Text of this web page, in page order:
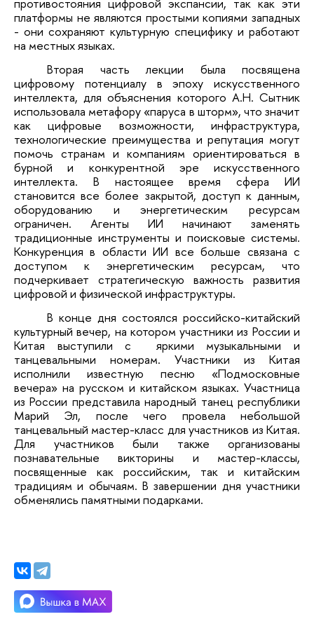
противостояния цифровой экспансии, так как эти
платформы не являются простыми копиями западных
- они сохраняют культурную специфику и работают
на местных языках.
Вторая часть лекции была посвящена
цифровому потенциалу в эпоху искусственного
интеллекта, для объяснения которого А.Н. Сытник
использовала метафору «паруса в шторм», что значит
как цифровые возможности, инфраструктура,
технологические преимущества и репутация могут
помочь странам и компаниям ориентироваться в
бурной и конкурентной эре искусственного
интеллекта. В настоящее время сфера ИИ
становится все более закрытой, доступ к данным,
оборудованию и энергетическим ресурсам
ограничен. Агенты ИИ начинают заменять
традиционные инструменты и поисковые системы.
Конкуренция в области ИИ все больше связана с
доступом к энергетическим ресурсам, что
подчеркивает стратегическую важность развития
цифровой и физической инфраструктуры.
В конце дня состоялся российско-китайский
культурный вечер, на котором участники из России и
Китая выступили с яркими музыкальными и
танцевальными номерам. Участники из Китая
исполнили известную песню «Подмосковные
вечера» на русском и китайском языках. Участница
из России представила народный танец республики
Марий Эл, после чего провела небольшой
танцевальный мастер-класс для участников из Китая.
Для участников были также организованы
познавательные викторины и мастер-классы,
посвященные как российским, так и китайским
традициям и обычаям. В завершении дня участники
обменялись памятными подарками.